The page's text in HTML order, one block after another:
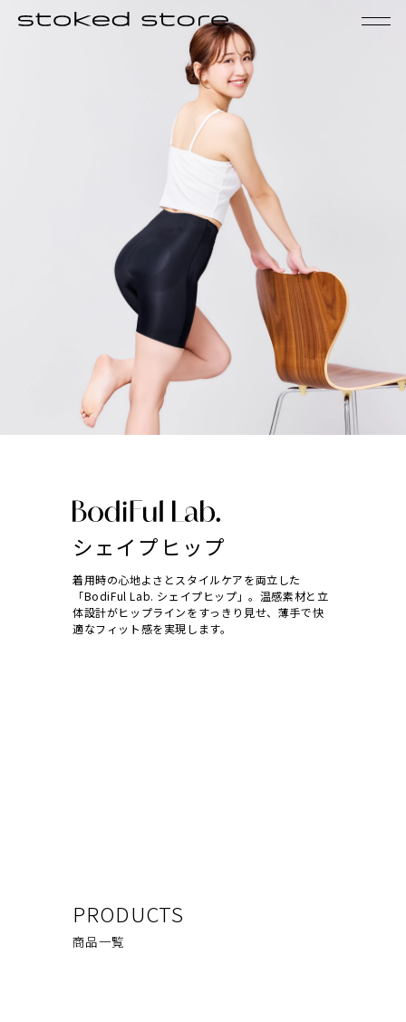
個人に関する情報の取扱いについて
特定商取引法に基づく表記
シェイプヒップ
着用時の心地よさとスタイルケアを両立した
「BodiFul Lab. シェイプヒップ」。温感素材と立
体設計がヒップラインをすっきり見せ、薄手で快
適なフィット感を実現します。
PRODUCTS
商品一覧